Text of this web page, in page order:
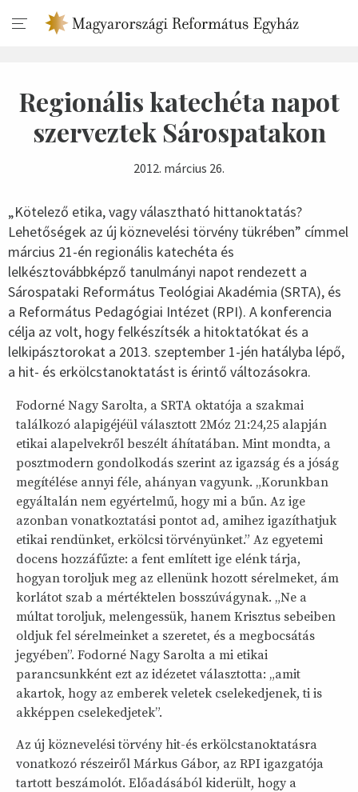
Regionális katechéta napot
szerveztek Sárospatakon
2012. március 26.
„Kötelező etika, vagy választható hittanoktatás?
Lehetőségek az új köznevelési törvény tükrében” címmel
március 21-én regionális katechéta és
lelkésztovábbképző tanulmányi napot rendezett a
Sárospataki Református Teológiai Akadémia (SRTA), és
a Református Pedagógiai Intézet (RPI). A konferencia
célja az volt, hogy felkészítsék a hitoktatókat és a
lelkipásztorokat a 2013. szeptember 1-jén hatályba lépő,
a hit- és erkölcstanoktatást is érintő változásokra.
Fodorné Nagy Sarolta, a SRTA oktatója a szakmai
találkozó alapigéjéül választott 2Móz 21:24,25 alapján
etikai alapelvekről beszélt áhítatában. Mint mondta, a
posztmodern gondolkodás szerint az igazság és a jóság
megítélése annyi féle, ahányan vagyunk. „Korunkban
egyáltalán nem egyértelmű, hogy mi a bűn. Az ige
azonban vonatkoztatási pontot ad, amihez igazíthatjuk
etikai rendünket, erkölcsi törvényünket.” Az egyetemi
docens hozzáfűzte: a fent említett ige elénk tárja,
hogyan toroljuk meg az ellenünk hozott sérelmeket, ám
korlátot szab a mértéktelen bosszúvágynak. „Ne a
múltat toroljuk, melengessük, hanem Krisztus sebeiben
oldjuk fel sérelmeinket a szeretet, és a megbocsátás
jegyében”. Fodorné Nagy Sarolta a mi etikai
parancsunkként ezt az idézetet választotta: „amit
akartok, hogy az emberek veletek cselekedjenek, ti is
akképpen cselekedjetek”.
Az új köznevelési törvény hit-és erkölcstanoktatásra
vonatkozó részeiről Márkus Gábor, az RPI igazgatója
tartott beszámolót. Előadásából kiderült, hogy a